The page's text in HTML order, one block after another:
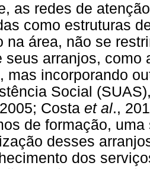
as redes de
como estruturas
na área, não se
seus arranjos,
mas incorporando
Social
Costa et al.,
de formação,
desses
dos